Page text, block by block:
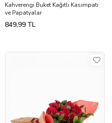
Kahverengi Buket Kağıtlı Kasımpatı
ve Papatyalar
849,99 TL